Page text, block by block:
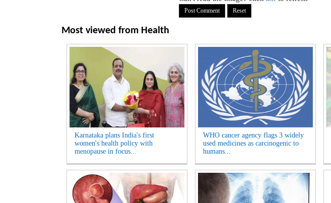
Most viewed from Health
Karnataka plans India's first
women's health policy with
menopause in focus...
WHO cancer agency flags 3 widely
used medicines as carcinogenic to
humans...